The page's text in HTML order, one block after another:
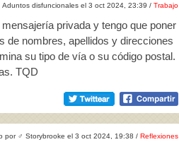
Aduntos disfuncionales el 3 oct 2024, 23:39 / Trabajo
privada y tengo que poner
de nombres, apellidos y direcciones
su tipo de vía o su código postal.
TQD
por ♂ Storybrooke el 3 oct 2024, 19:38 / Reflexiones